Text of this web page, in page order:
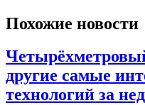
Похожие новости
другие самые
технологий за